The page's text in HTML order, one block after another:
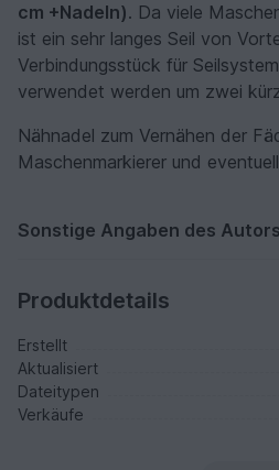
cm +Nadeln). Da viele
ist ein sehr langes Seil von
Verbindungsstück für
verwendet werden um zwei
Nähnadel zum Vernähen der
Maschenmarkierer und
Sonstige Angaben des
Produktdetails
Erstellt
Aktualisiert
Dateitypen
Verkäufe